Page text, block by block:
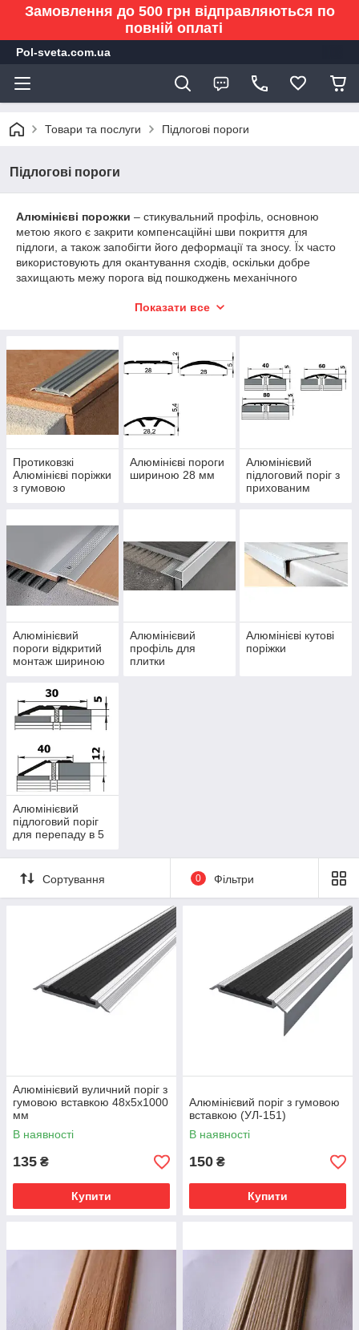
Замовлення до 500 грн відправляються по
повній оплаті
Pol-sveta.com.ua
Товари та послуги Підлогові пороги
Підлогові пороги
Алюмінієві порожки – стикувальний профіль, основною
метою якого є закрити компенсаційні шви покриття для
підлоги, а також запобігти його деформації та зносу. Їх часто
використовують для окантування сходів, оскільки добре
захищають межу порога від пошкоджень механічного
і закінчуються підлогою. Після вибору покриття підлоги,
етапом є установка порожков, які не тільки приховують стики,
і доповнюють дизайн приміщення, а й підкреслюють
завершеність ремонту.
Показати все
Протиковзкі
Алюмінієві поріжки
з гумовою
Алюмінієві пороги
шириною 28 мм
Алюмінієвий
підлоговий поріг з
прихованим
Алюмінієвий
пороги відкритий
монтаж шириною
50, 60 мм
Алюмінієвий
профіль для
плитки
Алюмінієві кутові
поріжки
Алюмінієвий
підлоговий поріг
для перепаду в 5
Сортування 0 Фільтри
Алюмінієвий вуличний поріг з
гумовою вставкою 48х5х1000
мм
В наявності
135 ₴
Купити
Алюмінієвий поріг з гумовою
вставкою (УЛ-151)
В наявності
150 ₴
Купити